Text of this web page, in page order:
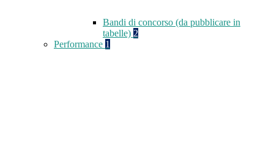
Bandi di concorso (da pubblicare in
tabelle) 2
Performance 1